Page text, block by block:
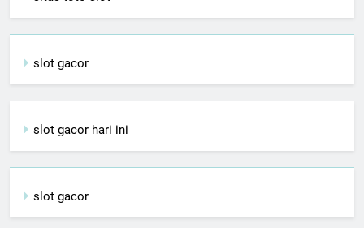
slot gacor
slot gacor hari ini
slot gacor